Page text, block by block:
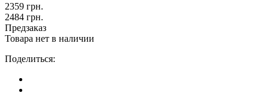
2359 грн.
2484 грн.
Предзаказ
Товара нет в наличии
Поделиться: